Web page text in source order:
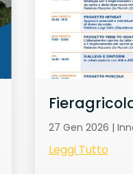
27 Gen 2026 |
Leggi Tutto